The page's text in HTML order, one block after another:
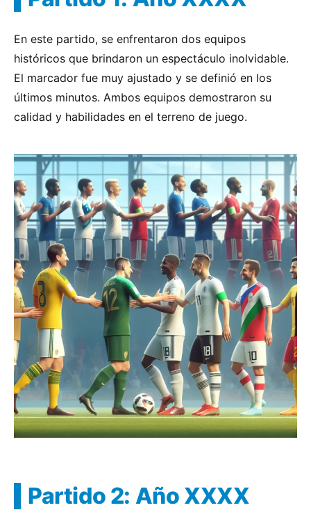
En este partido, se enfrentaron dos equipos
históricos que brindaron un espectáculo inolvidable.
El marcador fue muy ajustado y se definió en los
últimos minutos. Ambos equipos demostraron su
calidad y habilidades en el terreno de juego.
Partido 2: Año XXXX